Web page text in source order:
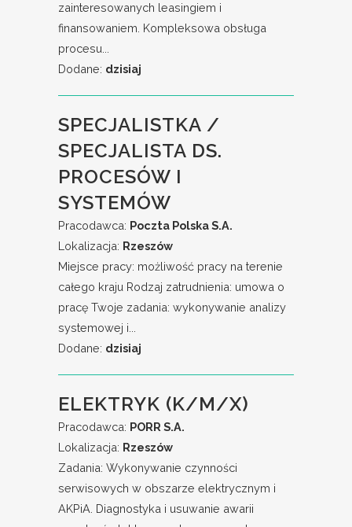
zainteresowanych leasingiem i
finansowaniem. Kompleksowa obsługa
procesu...
Dodane: dzisiaj
SPECJALISTKA /
SPECJALISTA DS.
PROCESÓW I
SYSTEMÓW
Pracodawca: Poczta Polska S.A.
Lokalizacja: Rzeszów
Miejsce pracy: możliwość pracy na terenie
całego kraju Rodzaj zatrudnienia: umowa o
pracę Twoje zadania: wykonywanie analizy
systemowej i...
Dodane: dzisiaj
ELEKTRYK (K/M/X)
Pracodawca: PORR S.A.
Lokalizacja: Rzeszów
Zadania: Wykonywanie czynności
serwisowych w obszarze elektrycznym i
AKPiA. Diagnostyka i usuwanie awarii